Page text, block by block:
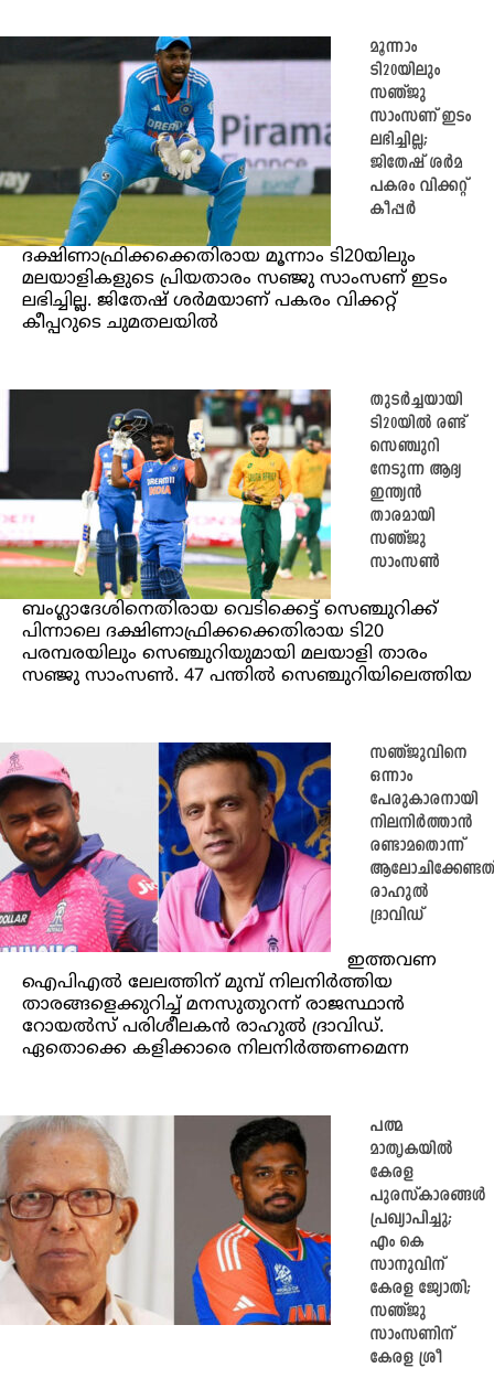
മൂന്നാം
ടി20യിലും
സഞ്ജു
സാംസണ് ഇടം
ലഭിച്ചില്ല;
ജിതേഷ് ശർമ
പകരം വിക്കറ്റ്
കീപ്പർ
ദക്ഷിണാഫ്രിക്കക്കെതിരായ മൂന്നാം ടി20യിലും
മലയാളികളുടെ പ്രിയതാരം സഞ്ജു സാംസണ് ഇടം
ലഭിച്ചില്ല. ജിതേഷ് ശർമയാണ് പകരം വിക്കറ്റ്
കീപ്പറുടെ ചുമതലയിൽ
തുടർച്ചയായി
ടി20യിൽ രണ്ട്
സെഞ്ചുറി
നേടുന്ന ആദ്യ
ഇന്ത്യൻ
താരമായി
സഞ്ജു
സാംസൺ
ബംഗ്ലാദേശിനെതിരായ വെടിക്കെട്ട് സെഞ്ചുറിക്ക്
പിന്നാലെ ദക്ഷിണാഫ്രിക്കക്കെതിരായ ടി20
പരമ്പരയിലും സെഞ്ചുറിയുമായി മലയാളി താരം
സഞ്ജു സാംസൺ. 47 പന്തിൽ സെഞ്ചുറിയിലെത്തിയ
സഞ്ജുവിനെ
ഒന്നാം
പേരുകാരനായി
നിലനിര്‍ത്താന്‍
രണ്ടാമതൊന്ന്
രാഹുൽ
ദ്രാവിഡ്
ഇത്തവണ
ഐപിഎല്‍ ലേലത്തിന് മുമ്പ് നിലനിര്‍ത്തിയ
താരങ്ങളെക്കുറിച്ച് മനസുതുറന്ന് രാജസ്ഥാന്‍
റോയല്‍സ് പരിശീലകന്‍ രാഹുല്‍ ദ്രാവിഡ്.
ഏതൊക്കെ കളിക്കാരെ നിലനിര്‍ത്തണമെന്ന
പത്മ
മാതൃകയിൽ
കേരള
പുരസ്‌കാരങ്ങള്‍
പ്രഖ്യാപിച്ചു;
എം കെ
സാനുവിന്
കേരള ജ്യോതി;
സഞ്ജു
സാംസണിന്
കേരള ശ്രീ